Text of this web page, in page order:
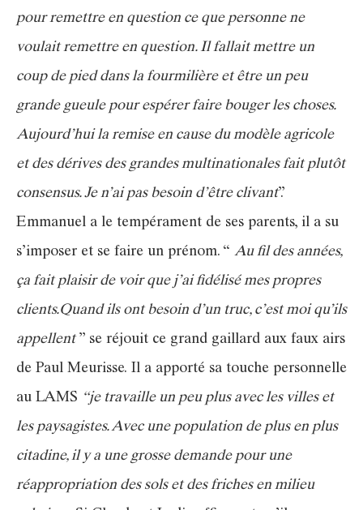
pour remettre en question ce que personne ne
voulait remettre en question. Il fallait mettre un
coup de pied dans la fourmilière et être un peu
grande gueule pour espérer faire bouger les choses.
Aujourd’hui la remise en cause du modèle agricole
et des dérives des grandes multinationales fait plutôt
consensus. Je n’ai pas besoin d’être clivant”.
Emmanuel a le tempérament de ses parents, il a su
s’imposer et se faire un prénom. “ Au fil des années,
ça fait plaisir de voir que j’ai fidélisé mes propres
clients.Quand ils ont besoin d’un truc, c’est moi qu’ils
appellent” se réjouit ce grand gaillard aux faux airs
de Paul Meurisse. Il a apporté sa touche personnelle
au LAMS “je travaille un peu plus avec les villes et
les paysagistes. Avec une population de plus en plus
citadine, il y a une grosse demande pour une
réappropriation des sols et des friches en milieu